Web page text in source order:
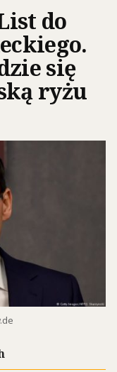
do
się
ryżu